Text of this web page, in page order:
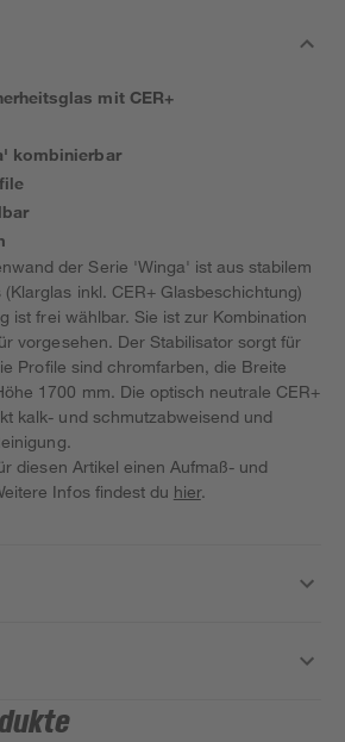
mit CER+
kombinierbar
der Serie 'Winga' ist aus stabilem
inkl. CER+ Glasbeschichtung)
ist frei wählbar. Sie ist zur Kombination
vorgesehen. Der Stabilisator sorgt für
Profile sind chromfarben, die Breite
1700 mm. Die optisch neutrale CER+
kalk- und schmutzabweisend und
diesen Artikel einen Aufmaß- und
Infos findest du hier.